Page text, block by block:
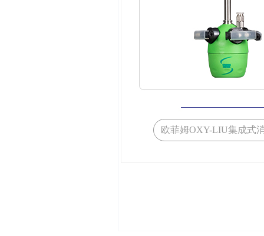
欧菲姆OXY-LIU集成式